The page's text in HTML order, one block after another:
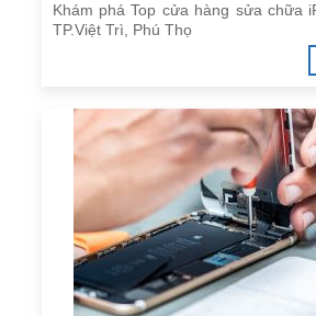
Khám phá Top cửa hàng sửa chữa
TP.Việt Trì, Phú Thọ